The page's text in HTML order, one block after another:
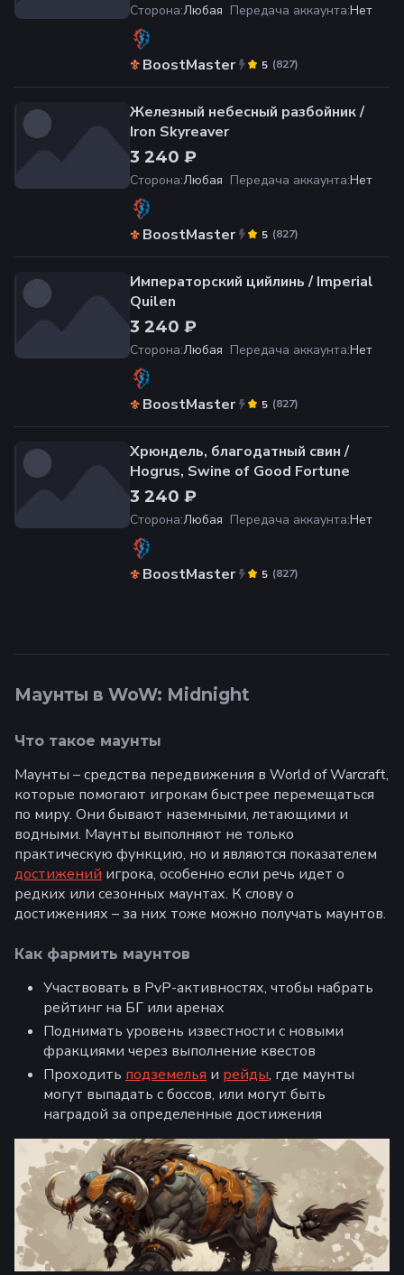
Сторона:Любая Передача аккаунта:Нет
BoostMaster (827)
5
Железный небесный разбойник /
Iron Skyreaver
3 240 ₽
Сторона:Любая Передача аккаунта:Нет
BoostMaster (827)
5
Императорский цийлинь / Imperial
Quilen
3 240 ₽
Сторона:Любая Передача аккаунта:Нет
BoostMaster (827)
5
Хрюндель, благодатный свин /
Hogrus, Swine of Good Fortune
3 240 ₽
Сторона:Любая Передача аккаунта:Нет
BoostMaster (827)
5
Маунты в WoW: Midnight
Что такое маунты
Маунты – средства передвижения в World of Warcraft,
которые помогают игрокам быстрее перемещаться
по миру. Они бывают наземными, летающими и
водными. Маунты выполняют не только
практическую функцию, но и являются показателем
достижений игрока, особенно если речь идет о
редких или сезонных маунтах. К слову о
достижениях – за них тоже можно получать маунтов.
Как фармить маунтов
Участвовать в PvP-активностях, чтобы набрать
рейтинг на БГ или аренах
Поднимать уровень известности с новыми
фракциями через выполнение квестов
Проходить подземелья и рейды, где маунты
могут выпадать с боссов, или могут быть
наградой за определенные достижения